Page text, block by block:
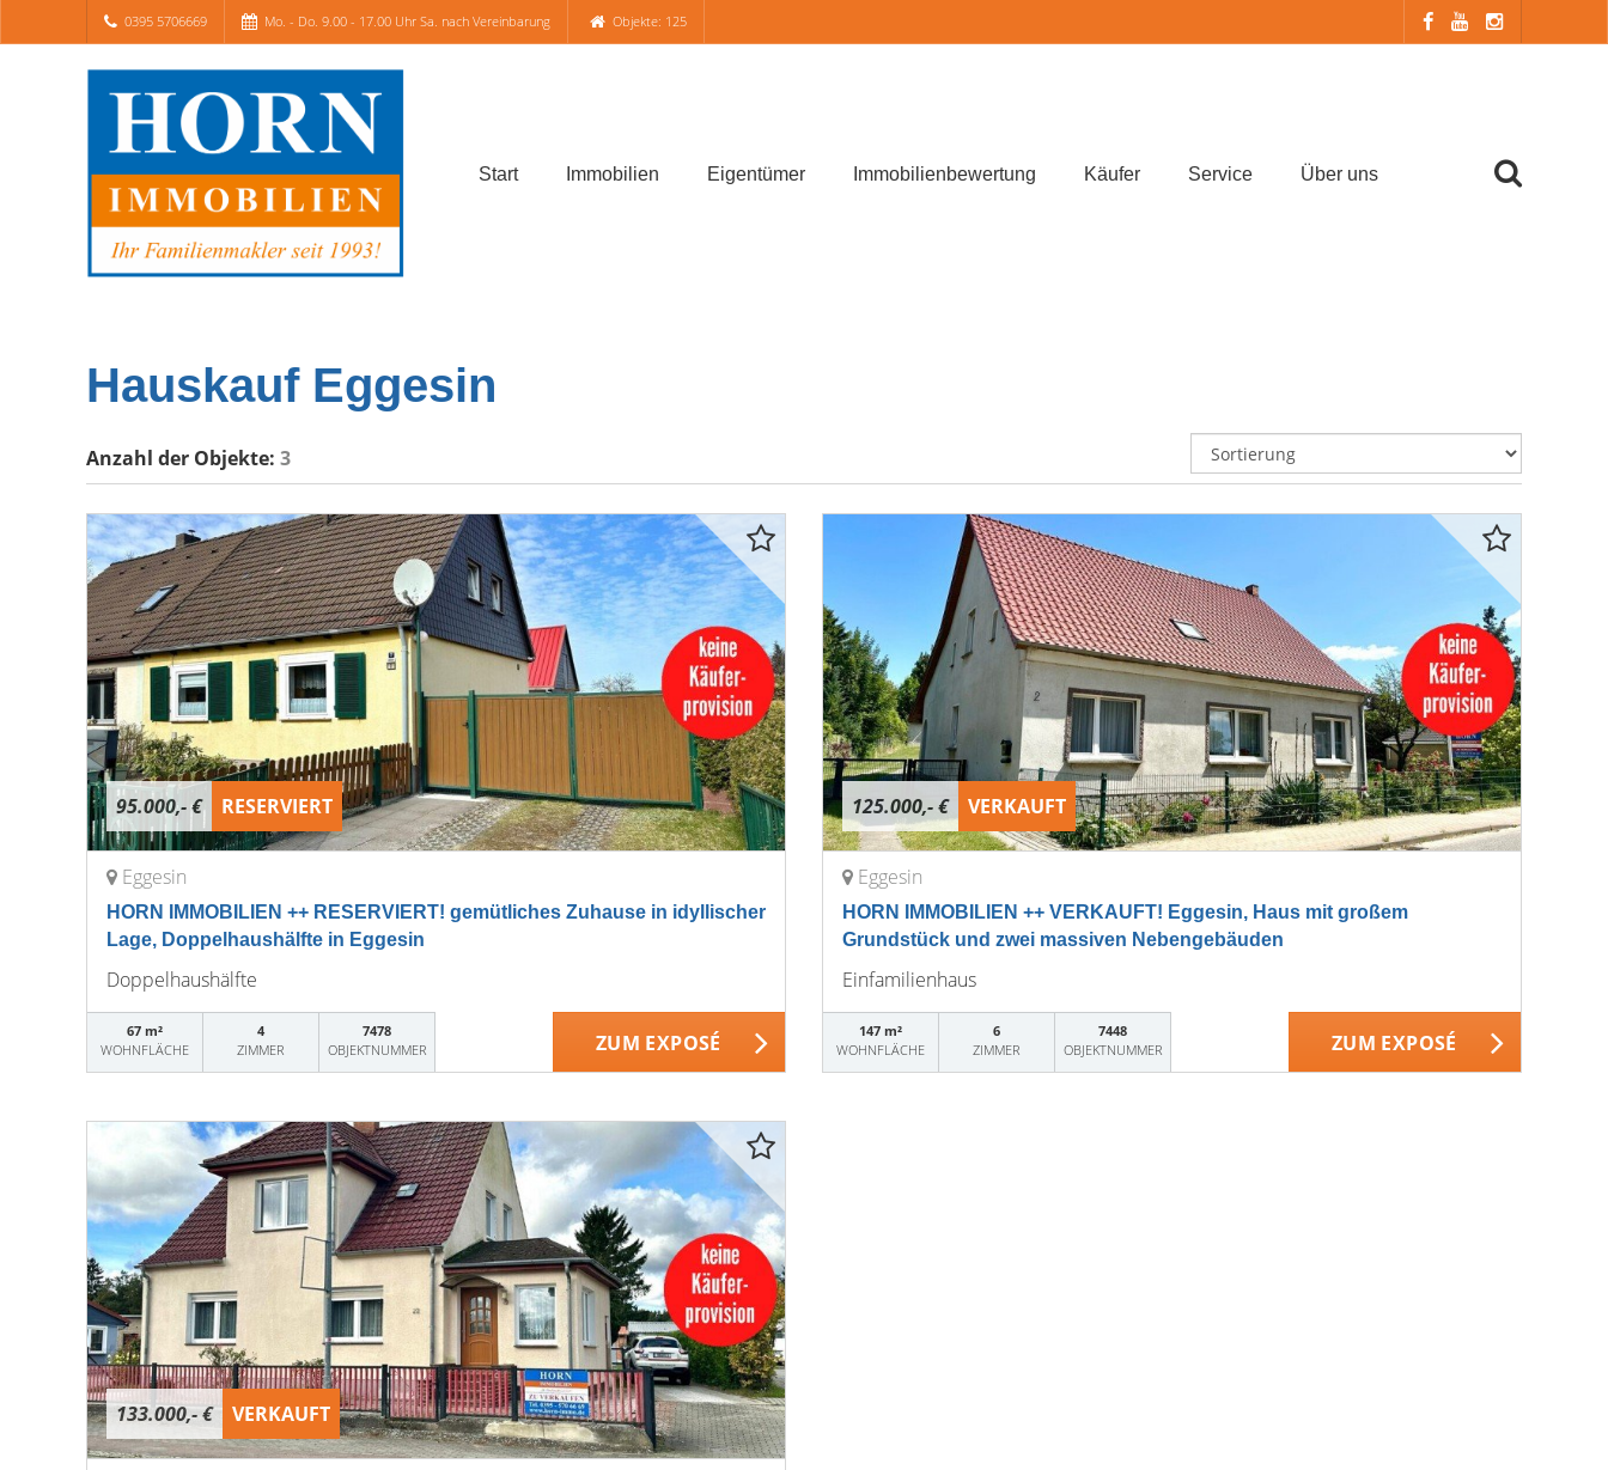
0395 5706669 Mo. - Do. 9.00 - 17.00 Uhr Sa. nach Vereinbarung Objekte: 125
Start Immobilien Eigentümer Immobilienbewertung Käufer Service Über uns
Hauskauf Eggesin
Anzahl der Objekte: 3
95.000,- € RESERVIERT
Eggesin
HORN IMMOBILIEN ++ RESERVIERT! gemütliches Zuhause in idyllischer
Lage, Doppelhaushälfte in Eggesin
Doppelhaushälfte
67 m²
WOHNFLÄCHE
4
ZIMMER
7478
OBJEKTNUMMER
ZUM EXPOSÉ
125.000,- € VERKAUFT
Eggesin
HORN IMMOBILIEN ++ VERKAUFT! Eggesin, Haus mit großem
Grundstück und zwei massiven Nebengebäuden
Einfamilienhaus
147 m²
WOHNFLÄCHE
6
ZIMMER
7448
OBJEKTNUMMER
ZUM EXPOSÉ
133.000,- € VERKAUFT